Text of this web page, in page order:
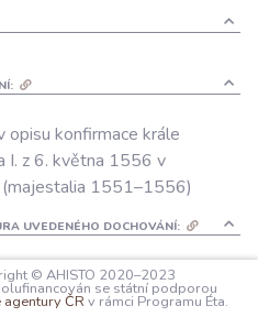
opisu konfirmace krále
I. z 6. května 1556 v
1551–1556)
UVEDENÉHO DOCHOVÁNÍ:
Registra; inv. č. 51; fol. 287–
© AHISTO 2020–2023
se státní podporou
ČR v rámci Programu Éta.